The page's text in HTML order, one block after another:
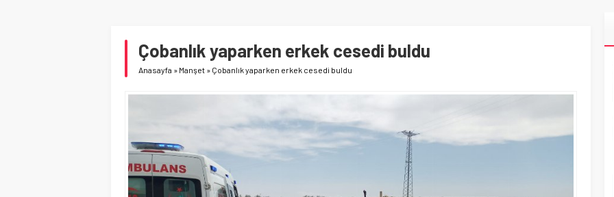
Çobanlık yaparken erkek cesedi buldu
Anasayfa » Manşet » Çobanlık yaparken erkek cesedi buldu